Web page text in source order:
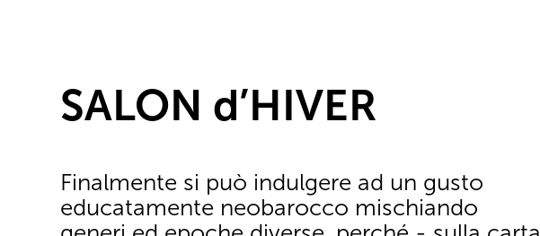
SALON d’HIVER
Finalmente si può indulgere ad un gusto
educatamente neobarocco mischiando